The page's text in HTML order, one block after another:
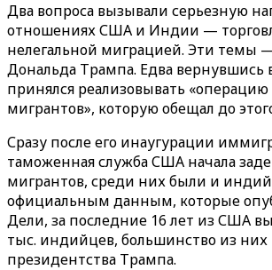
Два вопроса вызывали серьезную
отношениях США и Индии —
нелегальной миграцией. Эти темы
Дональда Трампа. Едва вернувшись
принялся реализовывать
мигрантов», которую обещал до
Сразу после его инаугурации
таможенная служба США начала
мигрантов, среди них были и
официальным данным, которые
Дели, за последние 16 лет из США
тыс. индийцев, большинство из
президентства Трампа.